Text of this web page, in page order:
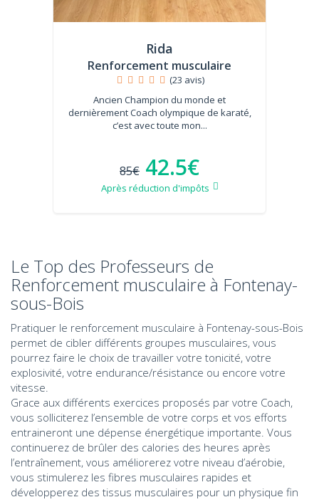
Rida
Renforcement musculaire
(23 avis)
Ancien Champion du monde et
dernièrement Coach olympique de karaté,
c’est avec toute mon...
85€ 42.5€
Après réduction d'impôts
Le Top des Professeurs de
Renforcement musculaire à Fontenay-
sous-Bois
Pratiquer le renforcement musculaire à Fontenay-sous-Bois
permet de cibler différents groupes musculaires, vous
pourrez faire le choix de travailler votre tonicité, votre
explosivité, votre endurance/résistance ou encore votre
vitesse.
Grace aux différents exercices proposés par votre Coach,
vous solliciterez l’ensemble de votre corps et vos efforts
entraineront une dépense énergétique importante. Vous
continuerez de brûler des calories des heures après
l’entraînement, vous améliorerez votre niveau d’aérobie,
vous stimulerez les fibres musculaires rapides et
développerez des tissus musculaires pour un physique fin